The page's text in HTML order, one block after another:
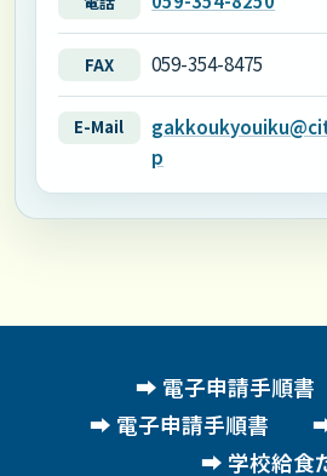
FAX 059-354-8475
E-Mail
p
電子申請手順書
電子申請手順書
学校給食